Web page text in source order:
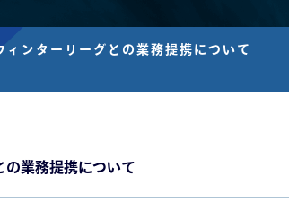
ンターリーグとの業務提携について
の業務提携について